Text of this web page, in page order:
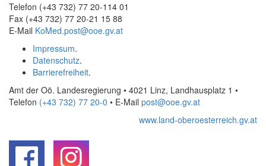
Telefon (+43 732) 77 20-114 01
Fax (+43 732) 77 20-21 15 88
E-Mail KoMed.post@ooe.gv.at
Impressum.
Datenschutz.
Barrierefreiheit.
Amt der Oö. Landesregierung • 4021 Linz, Landhausplatz 1 •
Telefon (+43 732) 77 20-0 • E-Mail post@ooe.gv.at
www.land-oberoesterreich.gv.at